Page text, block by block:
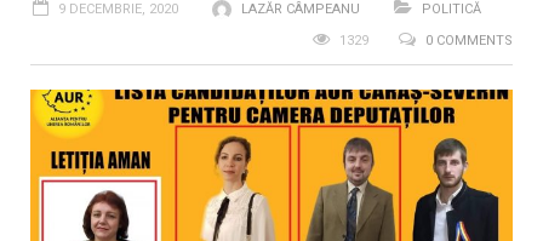
9 DECEMBRIE, 2020 LAZĂR CÂMPEANU
POLITICĂ
0 COMMENTS
1329